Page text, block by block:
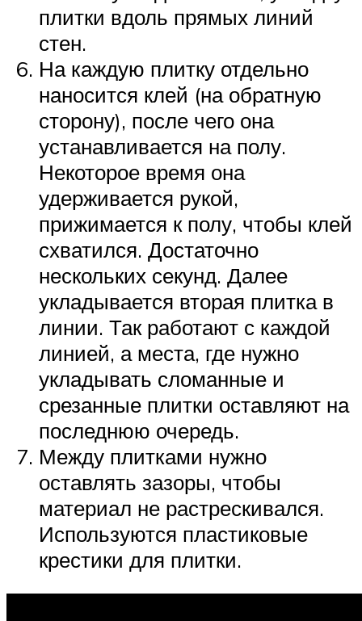
плитки вдоль прямых линий
стен.
На каждую плитку отдельно
наносится клей (на обратную
сторону), после чего она
устанавливается на полу.
Некоторое время она
удерживается рукой,
прижимается к полу, чтобы клей
схватился. Достаточно
нескольких секунд. Далее
укладывается вторая плитка в
линии. Так работают с каждой
линией, а места, где нужно
укладывать сломанные и
срезанные плитки оставляют на
последнюю очередь.
Между плитками нужно
оставлять зазоры, чтобы
материал не растрескивался.
Используются пластиковые
крестики для плитки.